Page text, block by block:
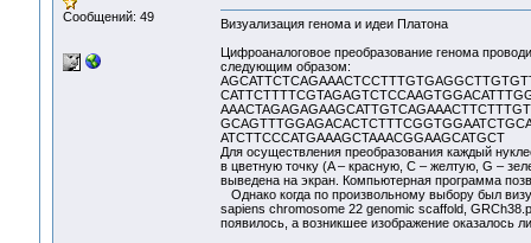
Сообщений: 49
Визуализация генома и идеи Платона
Цифроаналоговое преобразование генома
следующим образом:
ATCTTCCCATGAAAGCTAAACGGAAGCATGCT
Для осуществления преобразования каждый
в цветную точку (A – красную, C – желтую, G –
выведена на экран. Компьютерная программа
Однако когда по произвольному выбору был
sapiens chromosome 22 genomic scaffold,
появилось, а возникшее изображение